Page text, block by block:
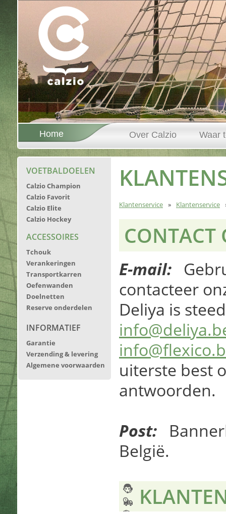
Home Over Calzio Waar
VOETBALDOELEN
Calzio Champion
Calzio Favorit
Calzio Elite
Calzio Hockey
ACCESSOIRES
Tchouk
Verankeringen
Transportkarren
Oefenwanden
Doelnetten
Reserve onderdelen
INFORMATIEF
Garantie
Verzending & levering
Algemene voorwaarden
Klantenservice Klantenservice
CONTACT
E-mail:
contacteer
Deliya is
uiterste best
antwoorden.
Post:
België.